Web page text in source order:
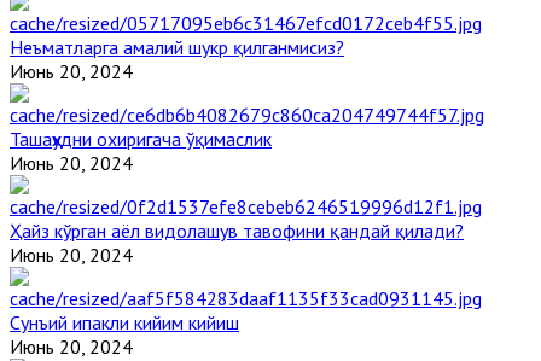
Неъматларга амалий шукр қилганмисиз?
Июнь 20, 2024
Ташаҳҳудни охиригача ўқимаслик
Июнь 20, 2024
Ҳайз кўрган аёл видолашув тавофини қандай қилади?
Июнь 20, 2024
Сунъий ипакли кийим кийиш
Июнь 20, 2024